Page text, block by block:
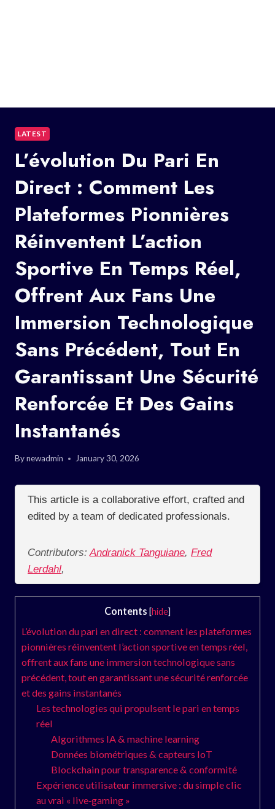
LATEST
L’évolution Du Pari En
Direct : Comment Les
Plateformes Pionnières
Réinventent L’action
Sportive En Temps Réel,
Offrent Aux Fans Une
Immersion Technologique
Sans Précédent, Tout En
Garantissant Une Sécurité
Renforcée Et Des Gains
Instantanés
Bynewadmin January 30, 2026
This article is a collaborative effort, crafted and
edited by a team of dedicated professionals.
Contributors:Andranick Tanguiane, Fred
Lerdahl,
Contents [hide]
L’évolution du pari en direct : comment les plateformes
pionnières réinventent l’action sportive en temps réel,
offrent aux fans une immersion technologique sans
précédent, tout en garantissant une sécurité renforcée
et des gains instantanés
Les technologies qui propulsent le pari en temps
réel
Algorithmes IA & machine learning
Données biométriques & capteurs IoT
Blockchain pour transparence & conformité
Expérience utilisateur immersive : du simple clic
au vrai « live‑gaming »